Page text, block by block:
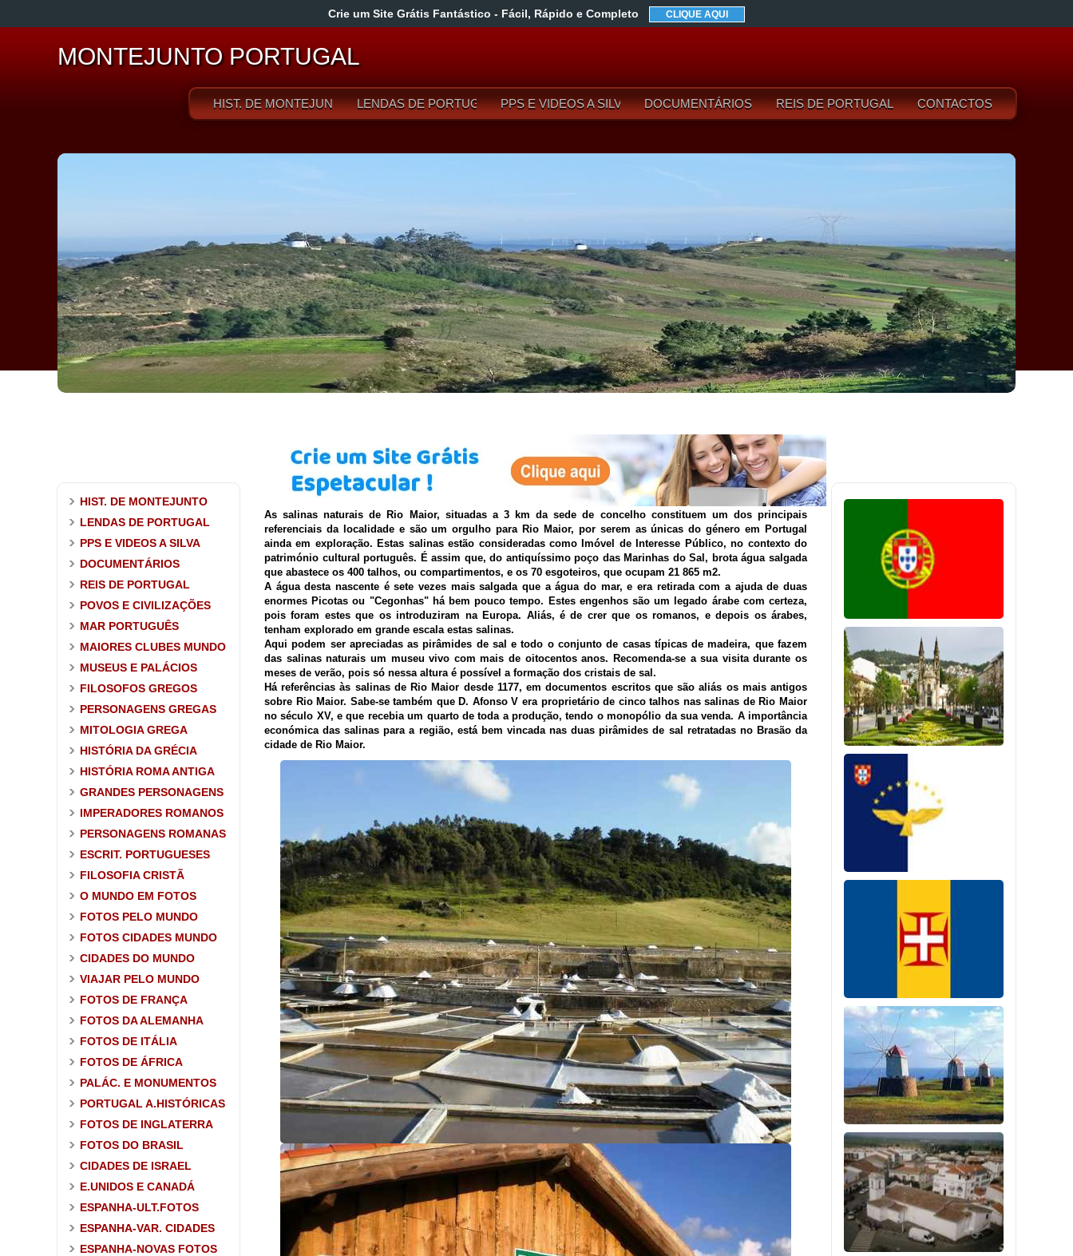
MONTEJUNTO PORTUGAL
HIST. DE MONTEJUNTO LENDAS DE PORTUGAL PPS E VIDEOS A SILVA DOCUMENTÁRIOS REIS DE PORTUGAL CONTACTOS
HIST. DE MONTEJUNTO
LENDAS DE PORTUGAL
PPS E VIDEOS A SILVA
DOCUMENTÁRIOS
REIS DE PORTUGAL
POVOS E CIVILIZAÇÕES
MAR PORTUGUÊS
MAIORES CLUBES MUNDO
MUSEUS E PALÁCIOS
FILOSOFOS GREGOS
PERSONAGENS GREGAS
MITOLOGIA GREGA
HISTÓRIA DA GRÉCIA
HISTÓRIA ROMA ANTIGA
GRANDES PERSONAGENS
IMPERADORES ROMANOS
PERSONAGENS ROMANAS
ESCRIT. PORTUGUESES
FILOSOFIA CRISTÃ
O MUNDO EM FOTOS
FOTOS PELO MUNDO
FOTOS CIDADES MUNDO
CIDADES DO MUNDO
VIAJAR PELO MUNDO
FOTOS DE FRANÇA
FOTOS DA ALEMANHA
FOTOS DE ITÁLIA
FOTOS DE ÁFRICA
PALÁC. E MONUMENTOS
PORTUGAL A.HISTÓRICAS
FOTOS DE INGLATERRA
FOTOS DO BRASIL
CIDADES DE ISRAEL
E.UNIDOS E CANADÁ
ESPANHA-ULT.FOTOS
ESPANHA-VAR. CIDADES
ESPANHA-NOVAS FOTOS
SALINAS DE RIO MAIOR
As salinas naturais de Rio Maior, situadas a 3 km da sede de concelho constituem um dos principais
referenciais da localidade e são um orgulho para Rio Maior, por serem as únicas do género em Portugal
ainda em exploração. Estas salinas estão consideradas como Imóvel de Interesse Público, no contexto do
património cultural português. É assim que, do antiquíssimo poço das Marinhas do Sal, brota água salgada
que abastece os 400 talhos, ou compartimentos, e os 70 esgoteiros, que ocupam 21 865 m2.
A água desta nascente é sete vezes mais salgada que a água do mar, e era retirada com a ajuda de duas
enormes Picotas ou "Cegonhas" há bem pouco tempo. Estes engenhos são um legado árabe com certeza,
pois foram estes que os introduziram na Europa. Aliás, é de crer que os romanos, e depois os árabes,
tenham explorado em grande escala estas salinas.
Aqui podem ser apreciadas as pirâmides de sal e todo o conjunto de casas típicas de madeira, que fazem
das salinas naturais um museu vivo com mais de oitocentos anos. Recomenda-se a sua visita durante os
meses de verão, pois só nessa altura é possível a formação dos cristais de sal.
Há referências às salinas de Rio Maior desde 1177, em documentos escritos que são aliás os mais antigos
sobre Rio Maior. Sabe-se também que D. Afonso V era proprietário de cinco talhos nas salinas de Rio Maior
no século XV, e que recebia um quarto de toda a produção, tendo o monopólio da sua venda. A importância
económica das salinas para a região, está bem vincada nas duas pirâmides de sal retratadas no Brasão da
cidade de Rio Maior.
Crie um Site Grátis Fantástico - Fácil, Rápido e Completo CLIQUE AQUI